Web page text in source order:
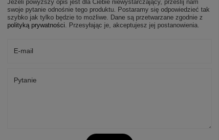
Jeżeli powyższy opis jest dla Ciebie niewystarczający, prześlij nam
swoje pytanie odnośnie tego produktu. Postaramy się odpowiedzieć tak
szybko jak tylko będzie to możliwe. Dane są przetwarzane zgodnie z
polityką prywatności . Przesyłając je, akceptujesz jej postanowienia.
E-mail
Pytanie